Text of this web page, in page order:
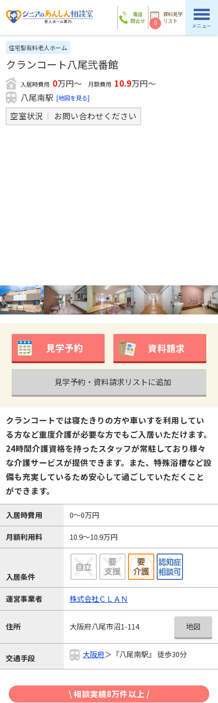
電話
問合せ
資料見学
リスト
0 メニュー
住宅型有料老人ホーム
クランコート八尾弐番館
入居時費用 0万円～ 月額費用 10.9万円～
八尾南駅 [地図を見る]
空室状況 お問い合わせください
見学予約 資料請求
見学予約・資料請求リストに追加
クランコートでは寝たきりの方や車いすを利用してい
る方など重度介護が必要な方でもご入居いただけます。
24時間介護資格を持ったスタッフが常駐しており様々
な介護サービスが提供できます。また、特殊浴槽など設
備も充実しているため安心して過ごしていただくこと
ができます。
入居時費用 0～0万円
月額利用料 10.9～10.9万円
入居条件
運営事業者 株式会社ＣＬＡＮ
住所 大阪府八尾市沼1-114 地図
交通手段 大阪府＞『八尾南駅』 徒歩30分
\ 相談実績8万件以上 /